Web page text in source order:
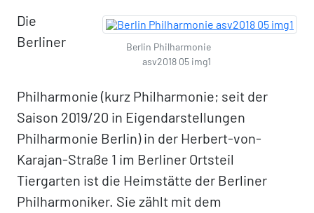
Berlin Philharmonie
asv2018 05 img1
Die
Berliner
Philharmonie (kurz Philharmonie; seit der
Saison 2019/20 in Eigendarstellungen
Philharmonie Berlin) in der Herbert-von-
Karajan-Straße 1 im Berliner Ortsteil
Tiergarten ist die Heimstätte der Berliner
Philharmoniker. Sie zählt mit dem